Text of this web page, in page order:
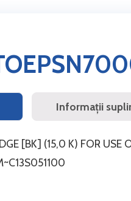
Informații
[BK] (15,0 K) FOR USE